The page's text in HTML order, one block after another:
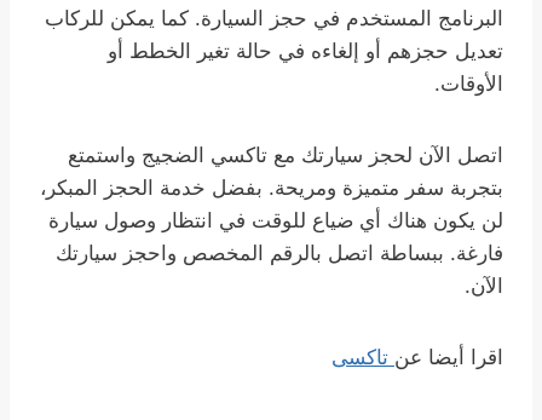
البرنامج المستخدم في حجز السيارة. كما يمكن للركاب
تعديل حجزهم أو إلغاءه في حالة تغير الخطط أو
الأوقات.
اتصل الآن لحجز سيارتك مع تاكسي الضجيج واستمتع
بتجربة سفر متميزة ومريحة. بفضل خدمة الحجز المبكر،
لن يكون هناك أي ضياع للوقت في انتظار وصول سيارة
فارغة. ببساطة اتصل بالرقم المخصص واحجز سيارتك
الآن.
اقرا أيضا عن تاكسى